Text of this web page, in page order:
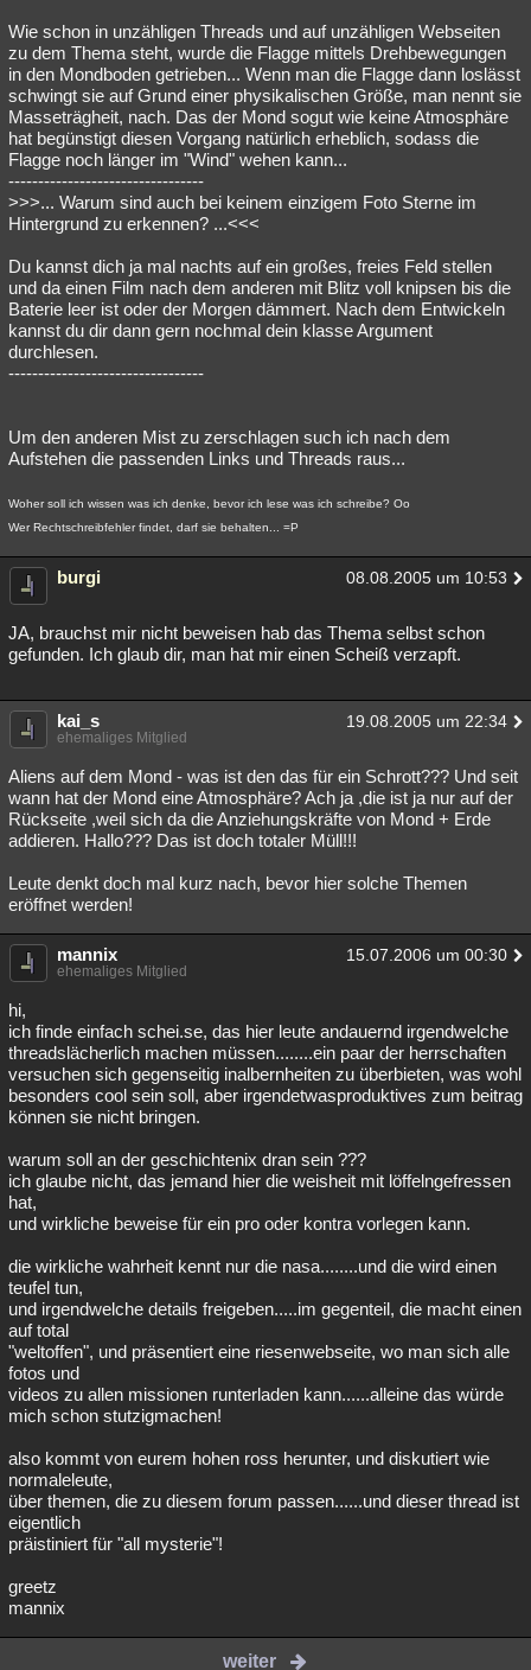
Wie schon in unzähligen Threads und auf unzähligen Webseiten
zu dem Thema steht, wurde die Flagge mittels Drehbewegungen
in den Mondboden getrieben... Wenn man die Flagge dann loslässt
schwingt sie auf Grund einer physikalischen Größe, man nennt sie
Masseträgheit, nach. Das der Mond sogut wie keine Atmosphäre
hat begünstigt diesen Vorgang natürlich erheblich, sodass die
Flagge noch länger im "Wind" wehen kann...
---------------------------------
>>>... Warum sind auch bei keinem einzigem Foto Sterne im
Hintergrund zu erkennen? ...<<<
Du kannst dich ja mal nachts auf ein großes, freies Feld stellen
und da einen Film nach dem anderen mit Blitz voll knipsen bis die
Baterie leer ist oder der Morgen dämmert. Nach dem Entwickeln
kannst du dir dann gern nochmal dein klasse Argument
durchlesen.
---------------------------------
Um den anderen Mist zu zerschlagen such ich nach dem
Aufstehen die passenden Links und Threads raus...
Woher soll ich wissen was ich denke, bevor ich lese was ich schreibe? Oo
Wer Rechtschreibfehler findet, darf sie behalten... =P
burgi 08.08.2005 um 10:53
JA, brauchst mir nicht beweisen hab das Thema selbst schon
gefunden. Ich glaub dir, man hat mir einen Scheiß verzapft.
kai_s 19.08.2005 um 22:34
ehemaliges Mitglied
Aliens auf dem Mond - was ist den das für ein Schrott??? Und seit
wann hat der Mond eine Atmosphäre? Ach ja ,die ist ja nur auf der
Rückseite ,weil sich da die Anziehungskräfte von Mond + Erde
addieren. Hallo??? Das ist doch totaler Müll!!!
Leute denkt doch mal kurz nach, bevor hier solche Themen
eröffnet werden!
mannix 15.07.2006 um 00:30
ehemaliges Mitglied
hi,
ich finde einfach schei.se, das hier leute andauernd irgendwelche
threadslächerlich machen müssen........ein paar der herrschaften
versuchen sich gegenseitig inalbernheiten zu überbieten, was wohl
besonders cool sein soll, aber irgendetwasproduktives zum beitrag
können sie nicht bringen.
warum soll an der geschichtenix dran sein ???
ich glaube nicht, das jemand hier die weisheit mit löffelngefressen
hat,
und wirkliche beweise für ein pro oder kontra vorlegen kann.
die wirkliche wahrheit kennt nur die nasa........und die wird einen
teufel tun,
und irgendwelche details freigeben.....im gegenteil, die macht einen
auf total
"weltoffen", und präsentiert eine riesenwebseite, wo man sich alle
fotos und
videos zu allen missionen runterladen kann......alleine das würde
mich schon stutzigmachen!
also kommt von eurem hohen ross herunter, und diskutiert wie
normaleleute,
über themen, die zu diesem forum passen......und dieser thread ist
eigentlich
präistiniert für "all mysterie"!
greetz
mannix
weiter